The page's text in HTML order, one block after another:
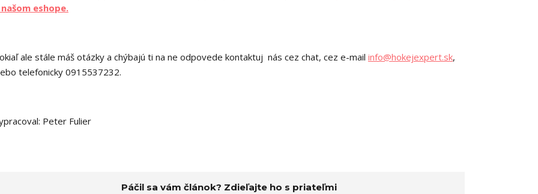
eshope.
ale stále máš otázky a chýbajú ti na ne odpovede kontaktuj nás cez chat, cez e-mail info@hokejexpert.sk,
telefonicky 0915537232.
Peter Fulier
Páčil sa vám článok? Zdieľajte ho s priateľmi